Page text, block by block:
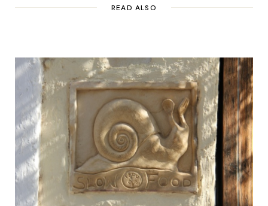
READ ALSO